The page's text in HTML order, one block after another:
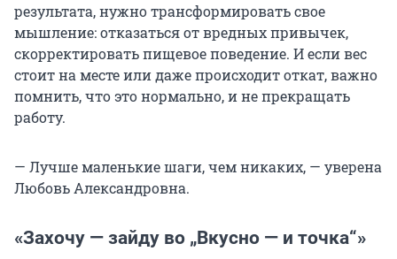
результата, нужно трансформировать свое
мышление: отказаться от вредных привычек,
скорректировать пищевое поведение. И если вес
стоит на месте или даже происходит откат, важно
помнить, что это нормально, и не прекращать
работу.
— Лучше маленькие шаги, чем никаких, — уверена
Любовь Александровна.
«Захочу — зайду во „Вкусно — и точка“»